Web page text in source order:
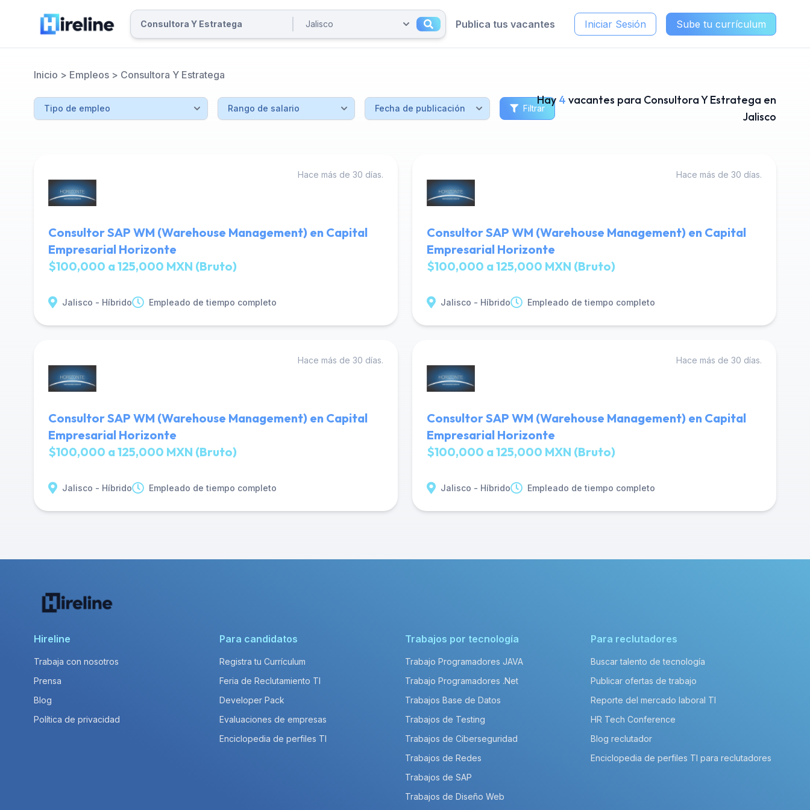
Publica tus vacantes Iniciar Sesión Sube tu currículum
Inicio > Empleos > Consultora Y Estratega
Filtrar
Hay 4 vacantes para Consultora Y Estratega en
Jalisco
Hace más de 30 días.
Consultor SAP WM (Warehouse Management) en Capital
Empresarial Horizonte
$100,000 a 125,000 MXN (Bruto)
Jalisco - Híbrido Empleado de tiempo completo
Hace más de 30 días.
Consultor SAP WM (Warehouse Management) en Capital
Empresarial Horizonte
$100,000 a 125,000 MXN (Bruto)
Jalisco - Híbrido Empleado de tiempo completo
Hace más de 30 días.
Consultor SAP WM (Warehouse Management) en Capital
Empresarial Horizonte
$100,000 a 125,000 MXN (Bruto)
Jalisco - Híbrido Empleado de tiempo completo
Hace más de 30 días.
Consultor SAP WM (Warehouse Management) en Capital
Empresarial Horizonte
$100,000 a 125,000 MXN (Bruto)
Jalisco - Híbrido Empleado de tiempo completo
Hireline
Trabaja con nosotros
Prensa
Blog
Política de privacidad
Para candidatos
Registra tu Currículum
Feria de Reclutamiento TI
Developer Pack
Evaluaciones de empresas
Enciclopedia de perfiles TI
Trabajos por tecnología
Trabajo Programadores JAVA
Trabajo Programadores .Net
Trabajos Base de Datos
Trabajos de Testing
Trabajos de Ciberseguridad
Trabajos de Redes
Trabajos de SAP
Trabajos de Diseño Web
Para reclutadores
Buscar talento de tecnología
Publicar ofertas de trabajo
Reporte del mercado laboral TI
HR Tech Conference
Blog reclutador
Enciclopedia de perfiles TI para reclutadores